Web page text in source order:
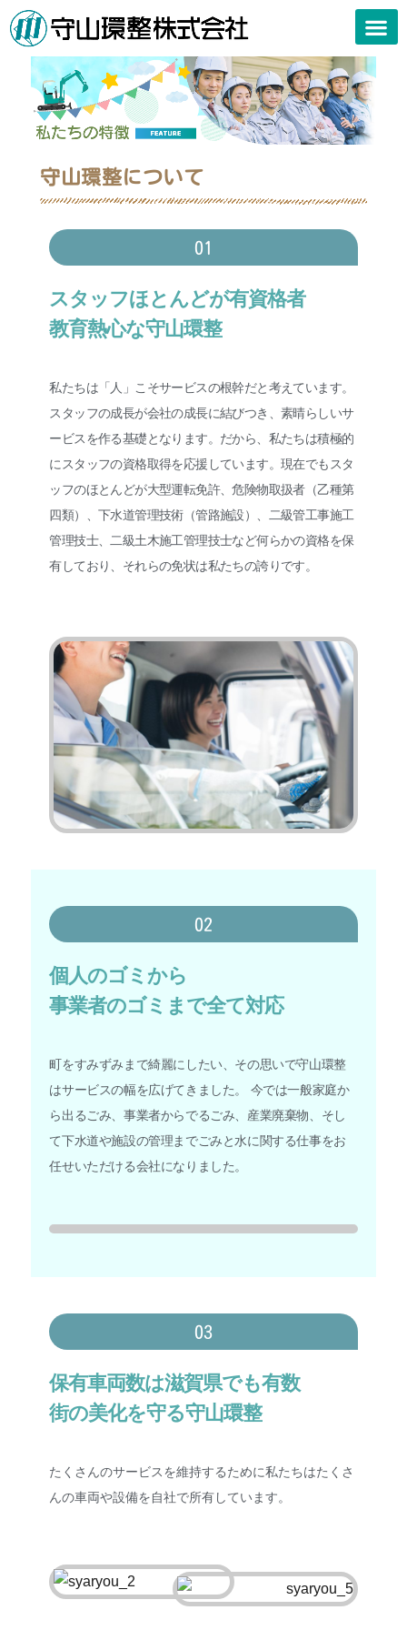
守山環整について
01
スタッフほとんどが有資格者
教育熱心な守山環整
私たちは「人」こそサービスの根幹だと考えています。
スタッフの成長が会社の成長に結びつき、素晴らしいサ
ービスを作る基礎となります。だから、私たちは積極的
にスタッフの資格取得を応援しています。現在でもスタ
ッフのほとんどが大型運転免許、危険物取扱者（乙種第
四類）、下水道管理技術（管路施設）、二級管工事施工
管理技士、二級土木施工管理技士など何らかの資格を保
有しており、それらの免状は私たちの誇りです。
02
個人のゴミから
事業者のゴミまで全て対応
町をすみずみまで綺麗にしたい、その思いで守山環整
はサービスの幅を広げてきました。 今では一般家庭か
ら出るごみ、事業者からでるごみ、産業廃棄物、そし
て下水道や施設の管理までごみと水に関する仕事をお
任せいただける会社になりました。
03
保有車両数は滋賀県でも有数
街の美化を守る守山環整
たくさんのサービスを維持するために私たちはたくさ
んの車両や設備を自社で所有しています。